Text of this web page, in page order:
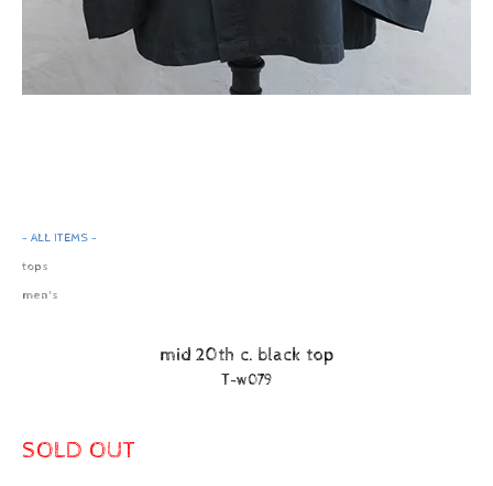
- ALL ITEMS -
tops
men's
mid 20th c. black top
T-w079
SOLD OUT